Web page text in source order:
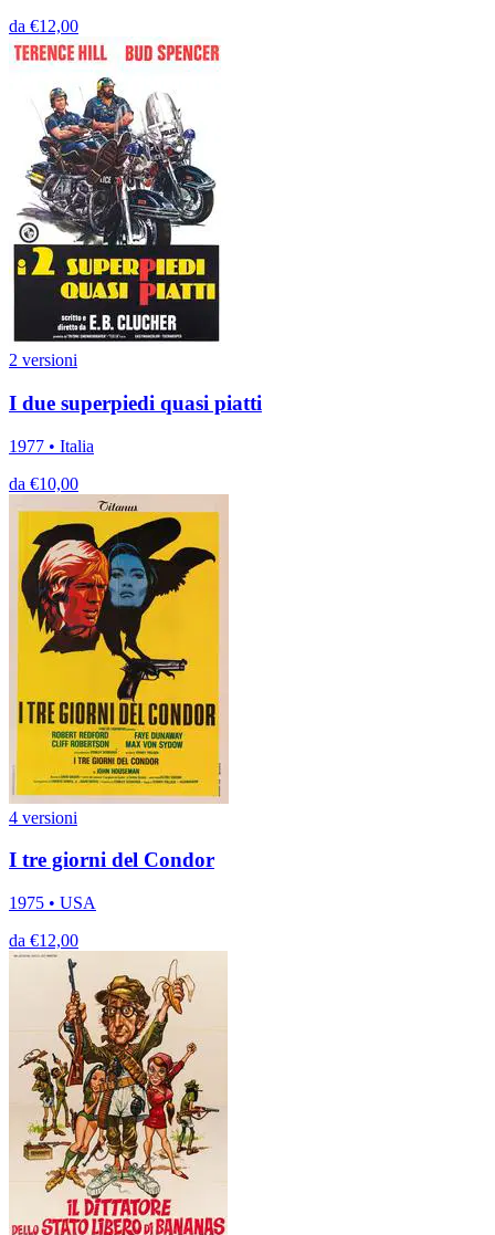
da €12,00
2 versioni
I due superpiedi quasi piatti
1977 • Italia
da €10,00
4 versioni
I tre giorni del Condor
1975 • USA
da €12,00